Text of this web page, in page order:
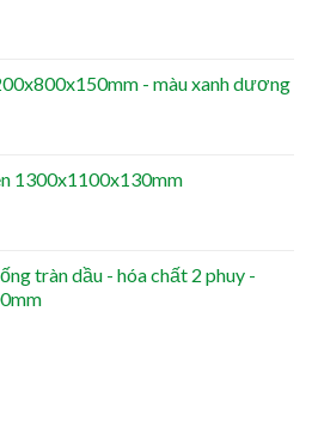
- màu xanh dương
1300x1100x130mm
tràn dầu - hóa chất 2 phuy -